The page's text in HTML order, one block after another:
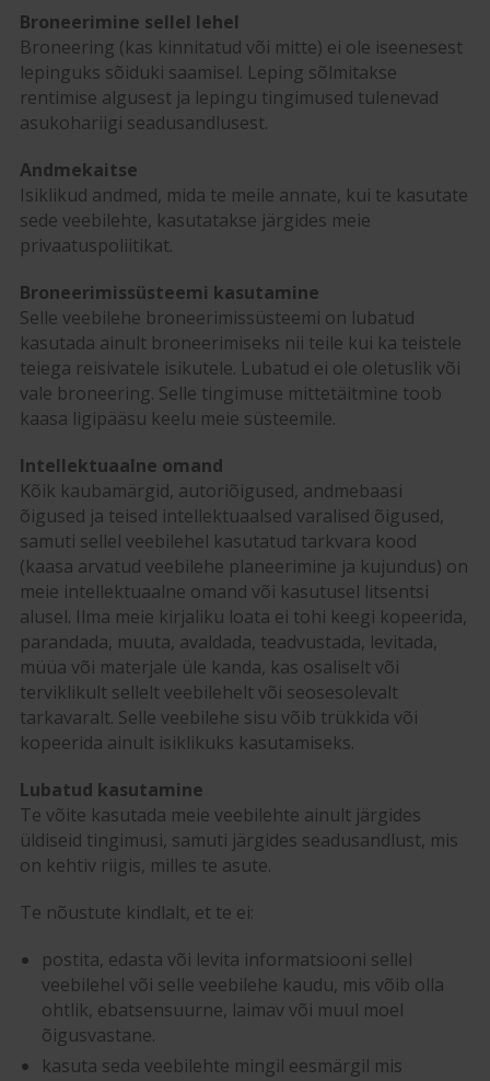
Broneerimine sellel lehel
Broneering (kas kinnitatud või mitte) ei ole iseenesest
lepinguks sõiduki saamisel. Leping sõlmitakse
rentimise algusest ja lepingu tingimused tulenevad
asukohariigi seadusandlusest.
Andmekaitse
Isiklikud andmed, mida te meile annate, kui te kasutate
sede veebilehte, kasutatakse järgides meie
privaatuspoliitikat.
Broneerimissüsteemi kasutamine
Selle veebilehe broneerimissüsteemi on lubatud
kasutada ainult broneerimiseks nii teile kui ka teistele
teiega reisivatele isikutele. Lubatud ei ole oletuslik või
vale broneering. Selle tingimuse mittetäitmine toob
kaasa ligipääsu keelu meie süsteemile.
Intellektuaalne omand
Kõik kaubamärgid, autoriõigused, andmebaasi
õigused ja teised intellektuaalsed varalised õigused,
samuti sellel veebilehel kasutatud tarkvara kood
(kaasa arvatud veebilehe planeerimine ja kujundus) on
meie intellektuaalne omand või kasutusel litsentsi
alusel. Ilma meie kirjaliku loata ei tohi keegi kopeerida,
parandada, muuta, avaldada, teadvustada, levitada,
müüa või materjale üle kanda, kas osaliselt või
terviklikult sellelt veebilehelt või seosesolevalt
tarkavaralt. Selle veebilehe sisu võib trükkida või
kopeerida ainult isiklikuks kasutamiseks.
Lubatud kasutamine
Te võite kasutada meie veebilehte ainult järgides
üldiseid tingimusi, samuti järgides seadusandlust, mis
on kehtiv riigis, milles te asute.
Te nõustute kindlalt, et te ei:
postita, edasta või levita informatsiooni sellel
veebilehel või selle veebilehe kaudu, mis võib olla
ohtlik, ebatsensuurne, laimav või muul moel
õigusvastane.
kasuta seda veebilehte mingil eesmärgil mis